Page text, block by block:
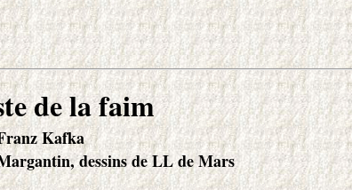
de la faim
Kafka
dessins de LL de Mars